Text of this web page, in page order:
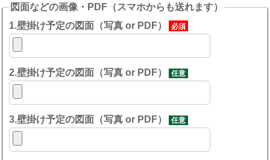
図面などの画像・PDF（スマホからも送れます）
1.壁掛け予定の図面（写真 or PDF）
必須
2.壁掛け予定の図面（写真 or PDF） 任意
3.壁掛け予定の図面（写真 or PDF） 任意